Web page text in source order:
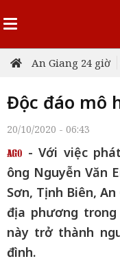
An Giang 24 giờ
Độc đáo mô
20/10/2020 - 06:43
- Với việc
ông Nguyễn Văn
Sơn, Tịnh Biên,
địa phương
này trở thành
đình.